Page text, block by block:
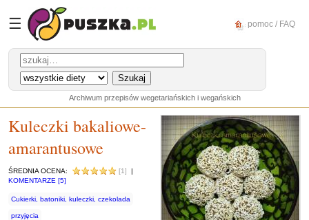
☰ pomoc / FAQ
Archiwum przepisów wegetariańskich i wegańskich
Kuleczki bakaliowe-
amarantusowe
ŚREDNIA OCENA: [1]
|
KOMENTARZE [5]
Cukierki, batoniki, kuleczki, czekolada
przyjęcia